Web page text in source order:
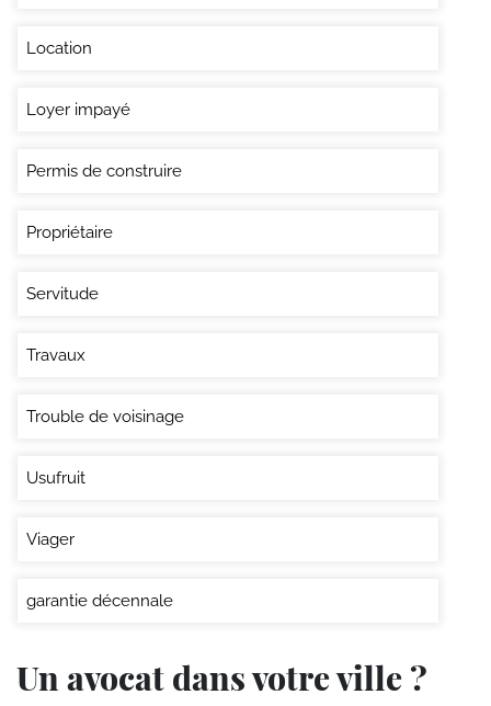
Location
Loyer impayé
Permis de construire
Propriétaire
Servitude
Travaux
Trouble de voisinage
Usufruit
Viager
garantie décennale
Un avocat dans votre ville ?